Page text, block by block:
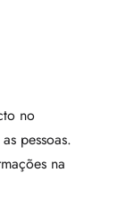
no
pessoas.
na